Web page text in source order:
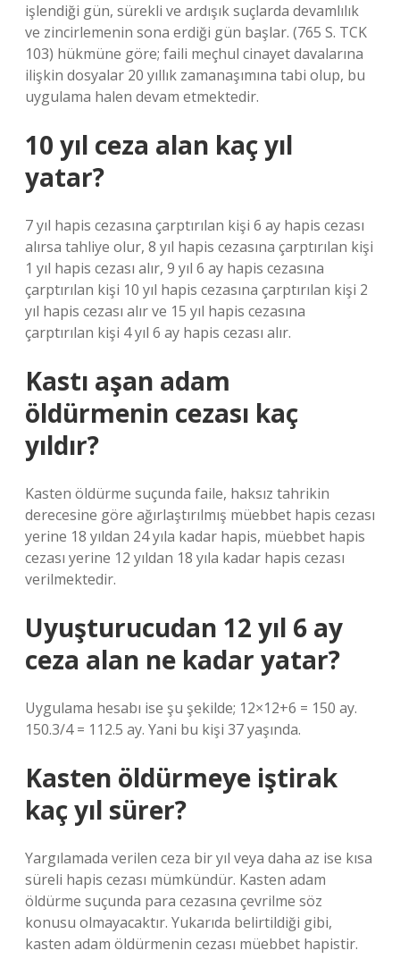
işlendiği gün, sürekli ve ardışık suçlarda devamlılık
ve zincirlemenin sona erdiği gün başlar. (765 S. TCK
103) hükmüne göre; faili meçhul cinayet davalarına
ilişkin dosyalar 20 yıllık zamanaşımına tabi olup, bu
uygulama halen devam etmektedir.
10 yıl ceza alan kaç yıl
yatar?
7 yıl hapis cezasına çarptırılan kişi 6 ay hapis cezası
alırsa tahliye olur, 8 yıl hapis cezasına çarptırılan kişi
1 yıl hapis cezası alır, 9 yıl 6 ay hapis cezasına
çarptırılan kişi 10 yıl hapis cezasına çarptırılan kişi 2
yıl hapis cezası alır ve 15 yıl hapis cezasına
çarptırılan kişi 4 yıl 6 ay hapis cezası alır.
Kastı aşan adam
öldürmenin cezası kaç
yıldır?
Kasten öldürme suçunda faile, haksız tahrikin
derecesine göre ağırlaştırılmış müebbet hapis cezası
yerine 18 yıldan 24 yıla kadar hapis, müebbet hapis
cezası yerine 12 yıldan 18 yıla kadar hapis cezası
verilmektedir.
Uyuşturucudan 12 yıl 6 ay
ceza alan ne kadar yatar?
Uygulama hesabı ise şu şekilde; 12×12+6 = 150 ay.
150.3/4 = 112.5 ay. Yani bu kişi 37 yaşında.
Kasten öldürmeye iştirak
kaç yıl sürer?
Yargılamada verilen ceza bir yıl veya daha az ise kısa
süreli hapis cezası mümkündür. Kasten adam
öldürme suçunda para cezasına çevrilme söz
konusu olmayacaktır. Yukarıda belirtildiği gibi,
kasten adam öldürmenin cezası müebbet hapistir.